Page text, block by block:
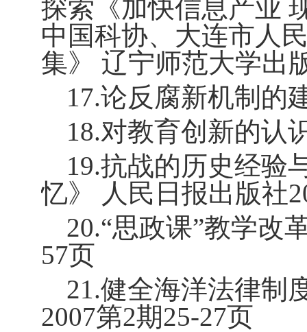
探索《加快信息产业
中国科协、大连市人
集》 辽宁师范大学出
17.论反腐新机制的
18.对教育创新的认
19.抗战的历史经验
忆》 人民日报出版社
20.“思政课”教学改
57页
21.健全海洋法律制
2007第2期25-27页